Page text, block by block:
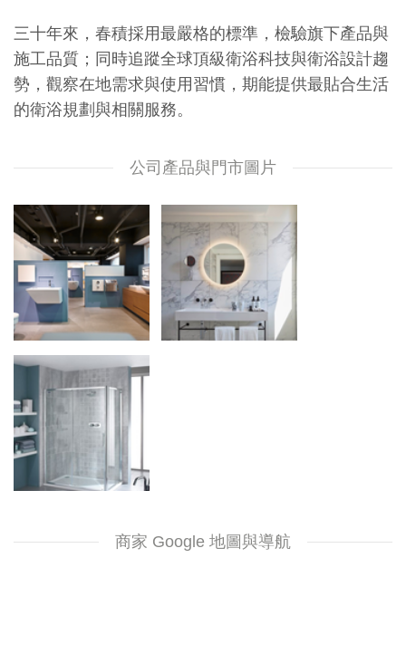
三十年來，春積採用最嚴格的標準，檢驗旗下產品與
施工品質；同時追蹤全球頂級衛浴科技與衛浴設計趨
勢，觀察在地需求與使用習慣，期能提供最貼合生活
的衛浴規劃與相關服務。
公司產品與門市圖片
商家 Google 地圖與導航